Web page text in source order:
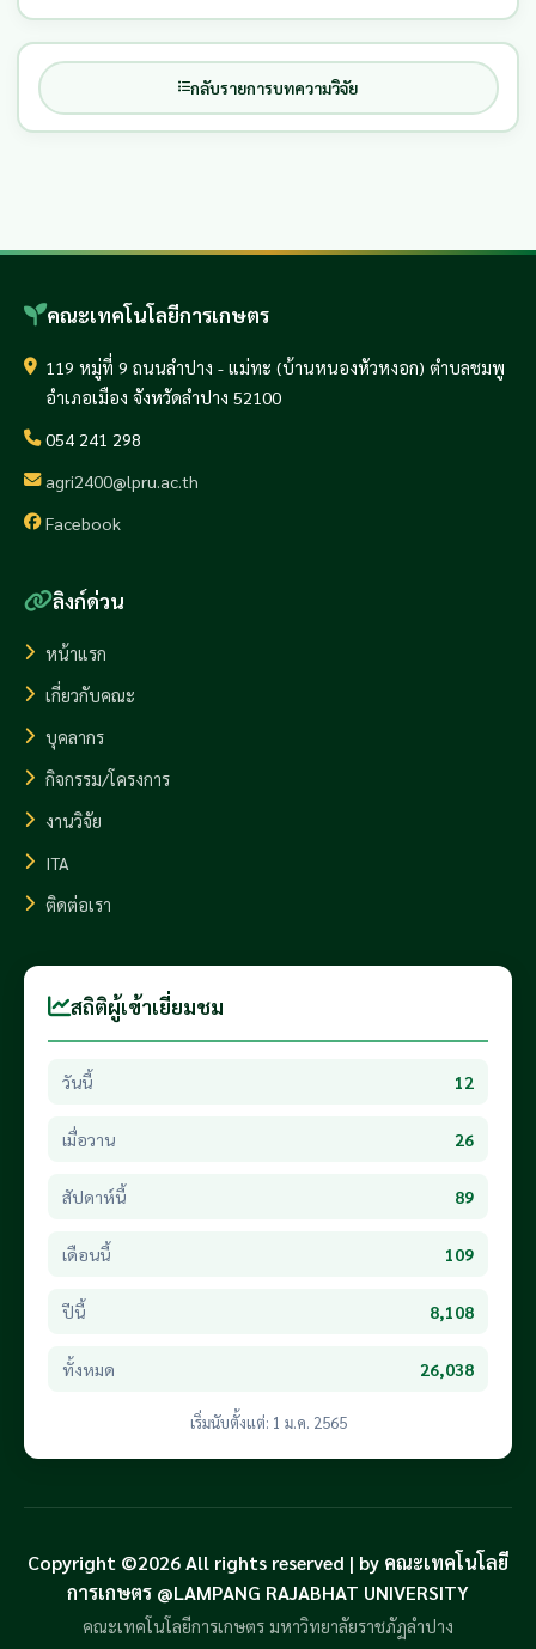
กลับรายการบทความวิจัย
คณะเทคโนโลยีการเกษตร
119 หมู่ที่ 9 ถนนลำปาง - แม่ทะ (บ้านหนองหัวหงอก) ตำบลชมพู
อำเภอเมือง จังหวัดลำปาง 52100
054 241 298
agri2400@lpru.ac.th
Facebook
ลิงก์ด่วน
หน้าแรก
เกี่ยวกับคณะ
บุคลากร
กิจกรรม/โครงการ
งานวิจัย
ITA
ติดต่อเรา
สถิติผู้เข้าเยี่ยมชม
วันนี้ 12
เมื่อวาน 26
สัปดาห์นี้ 89
เดือนนี้ 109
ปีนี้ 8,108
ทั้งหมด 26,038
เริ่มนับตั้งแต่: 1 ม.ค. 2565
Copyright ©2026 All rights reserved | by คณะเทคโนโลยี
การเกษตร @LAMPANG RAJABHAT UNIVERSITY
คณะเทคโนโลยีการเกษตร มหาวิทยาลัยราชภัฏลำปาง